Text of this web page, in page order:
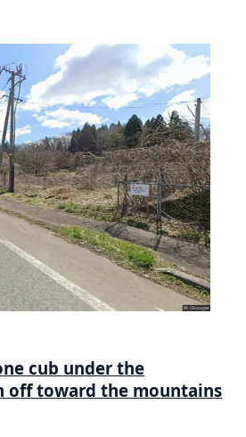
cub under the
off toward the mountains